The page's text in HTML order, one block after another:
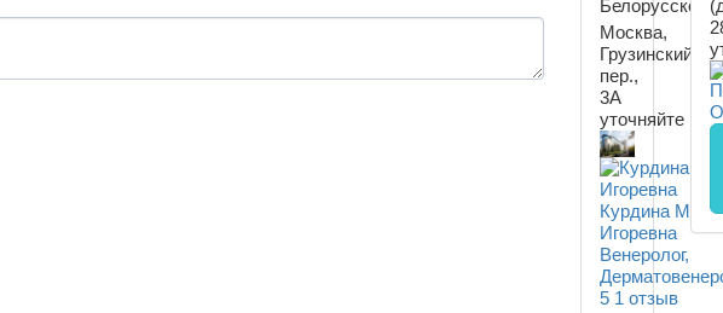
Белорусской
Москва,
Грузинский
пер.,
3А
уточняйте
Курдина
Игоревна
Венеролог,
5 1 отзыв